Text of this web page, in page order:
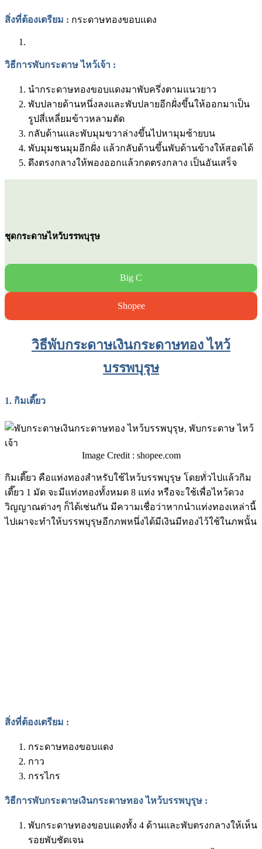
สิ่งที่ต้องเตรียม : กระดาษทองขอบแดง
วิธีการพับกระดาษ ไหว้เจ้า :
นำกระดาษทองขอบแดงมาพับครึ่งตามแนวยาว
พับปลายด้านหนึ่งลงและพับปลายอีกฝั่งขึ้นให้ออกมาเป็น
รูปสี่เหลี่ยมข้าวหลามตัด
กลับด้านและพับมุมขวาล่างขึ้นไปหามุมซ้ายบน
พับมุมชนมุมอีกฝั่ง แล้วกลับด้านขึ้นพับด้านข้างให้สอดได้
ดึงตรงกลางให้พองออกแล้วกดตรงกลาง เป็นอันเสร็จ
ชุดกระดาษไหว้บรรพบุรุษ
Big C
Shopee
วิธีพับกระดาษเงินกระดาษทอง ไหว้
บรรพบุรุษ
1. กิมเตี๊ยว
Image Credit : shopee.com
กิมเตี๊ยว คือแท่งทองสำหรับใช้ไหว้บรรพบุรุษ โดยทั่วไปแล้วกิม
เตี๊ยว 1 มัด จะมีแท่งทองทั้งหมด 8 แท่ง หรือจะใช้เพื่อไหว้ดวง
วิญญาณต่างๆ ก็ได้เช่นกัน มีความเชื่อว่าหากนำแท่งทองเหล่านี้
ไปเผาจะทำให้บรรพบุรุษอีกภพหนึ่งได้มีเงินมีทองไว้ใช้ในภพนั้น
สิ่งที่ต้องเตรียม :
กระดาษทองขอบแดง
กาว
กรรไกร
วิธีการพับกระดาษเงินกระดาษทอง ไหว้บรรพบุรุษ :
พับกระดาษทองขอบแดงทั้ง 4 ด้านและพับตรงกลางให้เห็น
รอยพับชัดเจน